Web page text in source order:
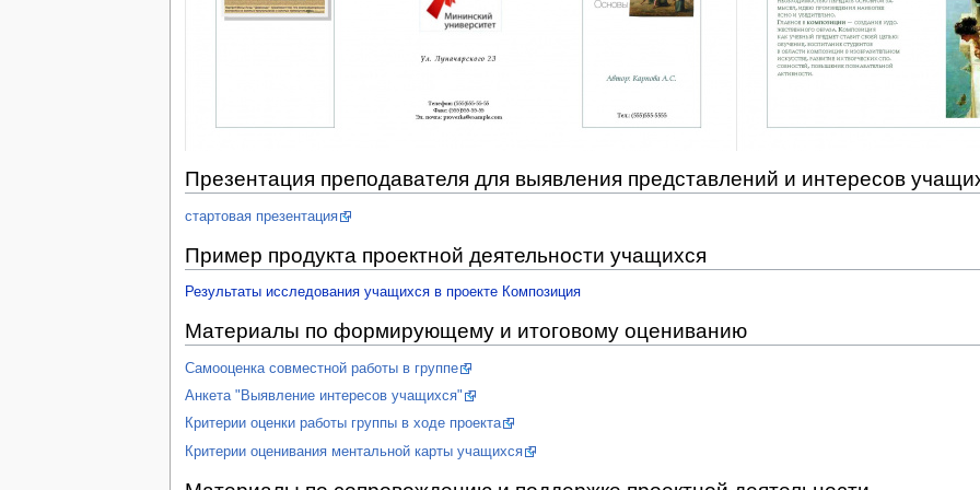
Презентация преподавателя для выявления представлений и интересов
стартовая презентация
Пример продукта проектной деятельности учащихся
Результаты исследования учащихся в проекте Композиция
Материалы по формирующему и итоговому оцениванию
Самооценка совместной работы в группе
Анкета "Выявление интересов учащихся"
Критерии оценки работы группы в ходе проекта
Критерии оценивания ментальной карты учащихся